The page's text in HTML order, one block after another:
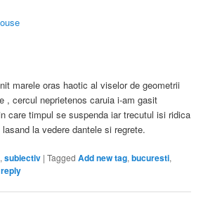
marele oras haotic al viselor de geometrii
, cercul neprietenos caruia i-am gasit
care timpul se suspenda iar trecutul isi ridica
la vedere dantele si regrete.
,subiectiv |Tagged Add new tag,bucuresti,